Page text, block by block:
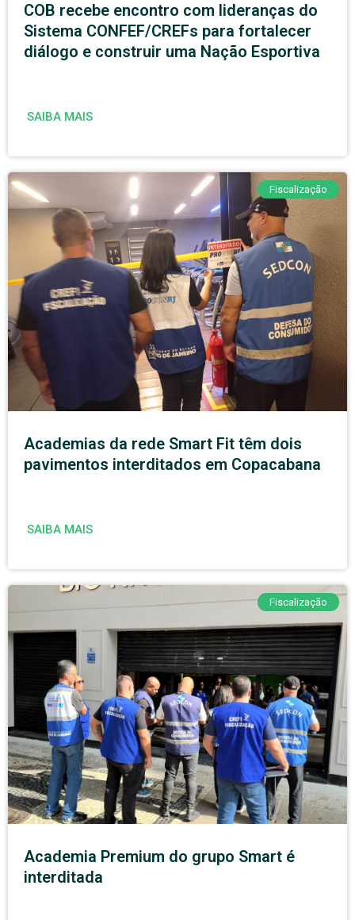
COB recebe encontro com lideranças do
Sistema CONFEF/CREFs para fortalecer
diálogo e construir uma Nação Esportiva
SAIBA MAIS
Fiscalização
Academias da rede Smart Fit têm dois
pavimentos interditados em Copacabana
SAIBA MAIS
Fiscalização
Academia Premium do grupo Smart é
interditada